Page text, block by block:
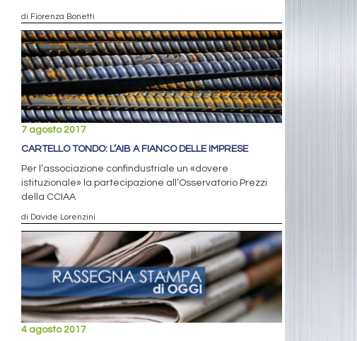
di Fiorenza Bonetti
7 agosto 2017
CARTELLO TONDO: L’AIB A FIANCO DELLE IMPRESE
Per l’associazione confindustriale un «dovere
istituzionale» la partecipazione all’Osservatorio Prezzi
della CCIAA
di Davide Lorenzini
4 agosto 2017